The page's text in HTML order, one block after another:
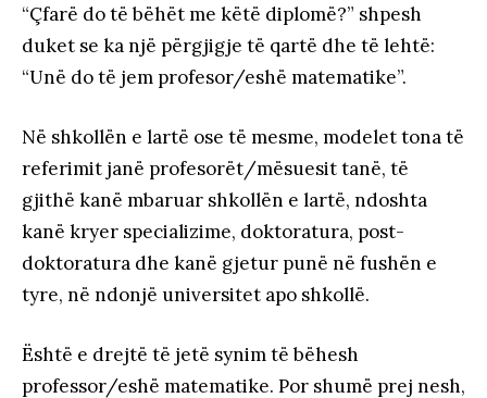
“Çfarë do të bëhët me këtë diplomë?” shpesh
duket se ka një përgjigje të qartë dhe të lehtë:
“Unë do të jem profesor/eshë matematike”.
Në shkollën e lartë ose të mesme, modelet tona të
referimit janë profesorët/mësuesit tanë, të
gjithë kanë mbaruar shkollën e lartë, ndoshta
kanë kryer specializime, doktoratura, post-
doktoratura dhe kanë gjetur punë në fushën e
tyre, në ndonjë universitet apo shkollë.
Është e drejtë të jetë synim të bëhesh
professor/eshë matematike. Por shumë prej nesh,